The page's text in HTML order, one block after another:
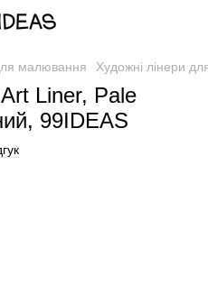
малювання Художні лінери
Liner, Pale
99IDEAS